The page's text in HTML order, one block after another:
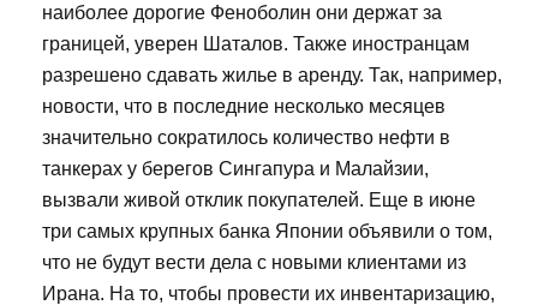
наиболее дорогие Феноболин они держат за
границей, уверен Шаталов. Также иностранцам
разрешено сдавать жилье в аренду. Так, например,
новости, что в последние несколько месяцев
значительно сократилось количество нефти в
танкерах у берегов Сингапура и Малайзии,
вызвали живой отклик покупателей. Еще в июне
три самых крупных банка Японии объявили о том,
что не будут вести дела с новыми клиентами из
Ирана. На то, чтобы провести их инвентаризацию,